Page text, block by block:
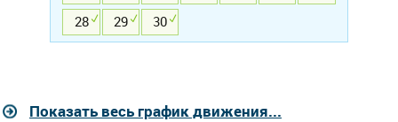
28
29 30
Показать весь график движения...